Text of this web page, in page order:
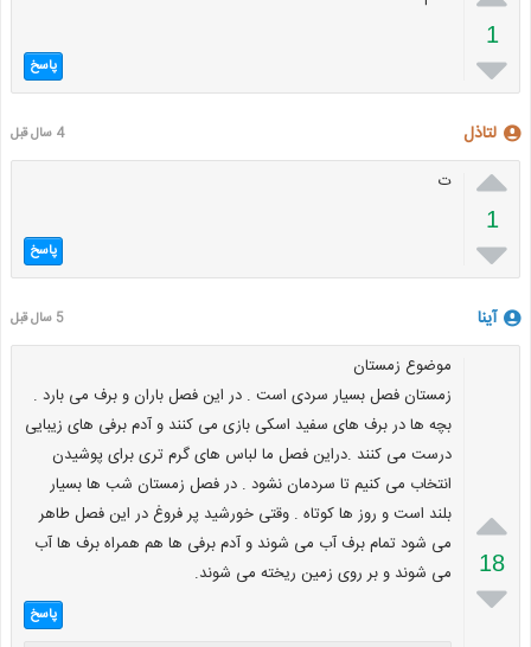
1
 پاسخ
لتاذل 4 سال قبل

1

ت
پاسخ
آینا 5 سال قبل

18

موضوع زمستان
زمستان فصل بسیار سردی است . در این فصل باران و برف می بارد .
بچه ها در برف های سفید اسکی بازی می کنند و آدم برفی های زیبایی
درست می کنند .دراین فصل ما لباس های گرم تری برای پوشیدن
انتخاب می کنیم تا سردمان نشود . در فصل زمستان شب ها بسیار
بلند است و روز ها کوتاه . وقتی خورشید پر فروغ در این فصل طاهر
می شود تمام برف آب می شوند و آدم برفی ها هم همراه برف ها آب
می شوند و بر روی زمین ریخته می شوند.
پاسخ